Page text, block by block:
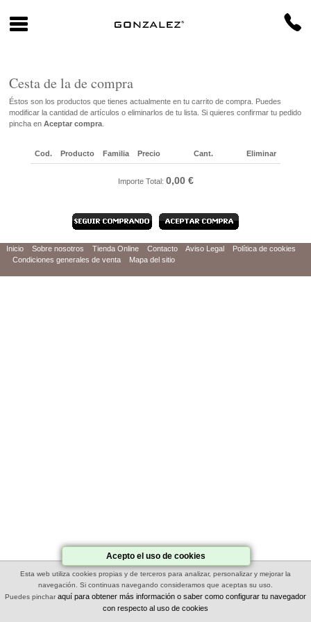
Cesta de la de compra
Éstos son los productos que tienes actualmente en tu carrito de compra. Puedes
modificar la cantidad de artículos o eliminarlos de tu lista. Si quieres confirmar tu pedido
pincha enAceptar compra
Cod. Producto Familia Precio Cant. Eliminar
Importe Total: 0,00 €
Inicio Sobre nosotros Tienda Online Contacto Aviso Legal
Política de cookies
Condiciones generales de venta
Mapa del sitio
Acepto el uso de cookies
Esta web utiliza cookies propias y de terceros para analizar, personalizar y mejorar la
navegación. Si continuas navegando consideramos que aceptas su uso.
Puedes pinchar aquí para obtener más información o saber como configurar tu navegador
con respecto al uso de cookies